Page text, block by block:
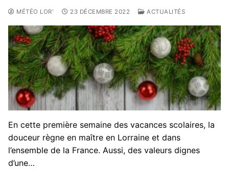
MÉTÉO LOR' 23 DÉCEMBRE 2022 ACTUALITÉS
En cette première semaine des vacances scolaires, la
douceur règne en maître en Lorraine et dans
l’ensemble de la France. Aussi, des valeurs dignes
d’une…